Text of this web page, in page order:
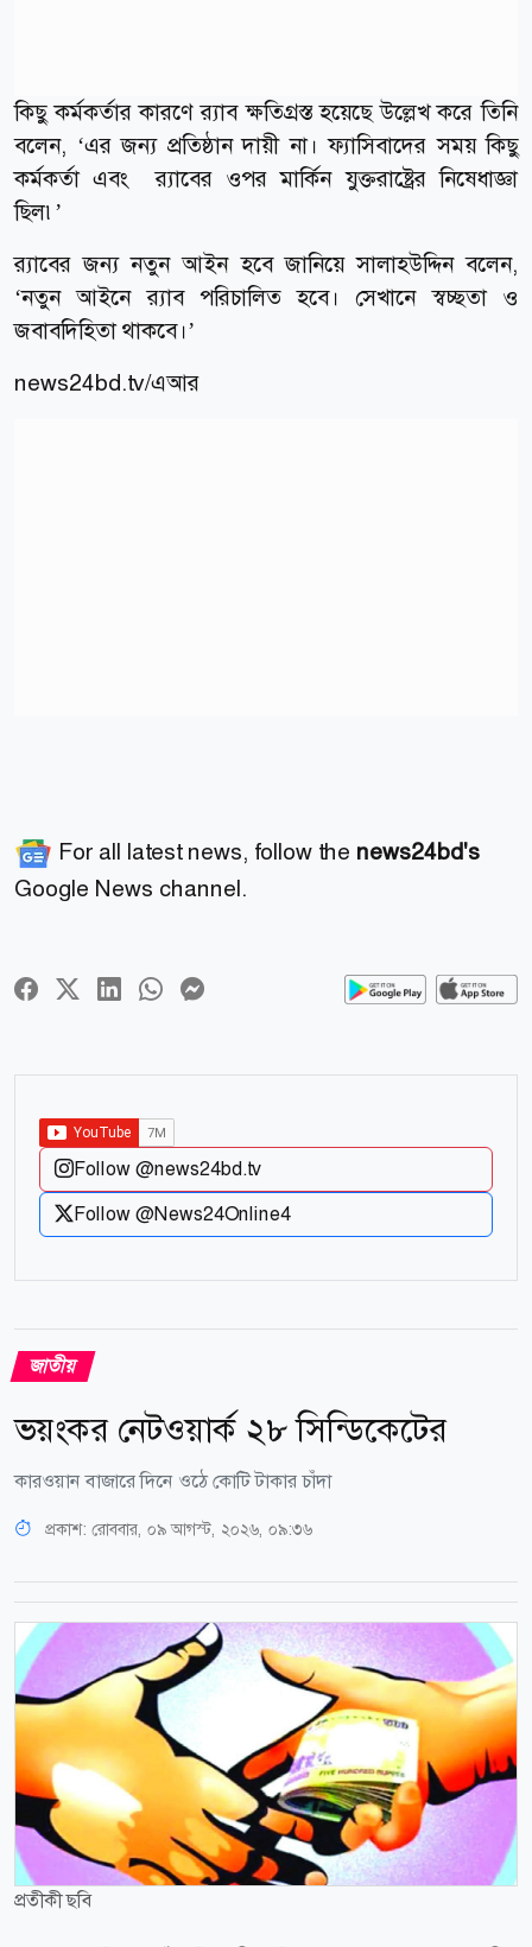
কিছু কর্মকর্তার কারণে র‌্যাব ক্ষতিগ্রস্ত হয়েছে উল্লেখ করে তিনি
বলেন, ‘এর জন্য প্রতিষ্ঠান দায়ী না। ফ্যাসিবাদের সময় কিছু
কর্মকর্তা এবং র‌্যাবের ওপর মার্কিন যুক্তরাষ্ট্রের নিষেধাজ্ঞা
ছিল৷’
র‌্যাবের জন্য নতুন আইন হবে জানিয়ে সালাহউদ্দিন বলেন,
‘নতুন আইনে র‌্যাব পরিচালিত হবে। সেখানে স্বচ্ছতা ও
জবাবদিহিতা থাকবে।’
news24bd.tv/এআর
For all latest news, follow the news24bd's
Google News channel.
Follow @news24bd.tv
Follow @News24Online4
জাতীয়
ভয়ংকর নেটওয়ার্ক ২৮ সিন্ডিকেটের
কারওয়ান বাজারে দিনে ওঠে কোটি টাকার চাঁদা
প্রকাশ: রোববার, ০৯ আগস্ট, ২০২৬, ০৯:৩৬
প্রতীকী ছবি